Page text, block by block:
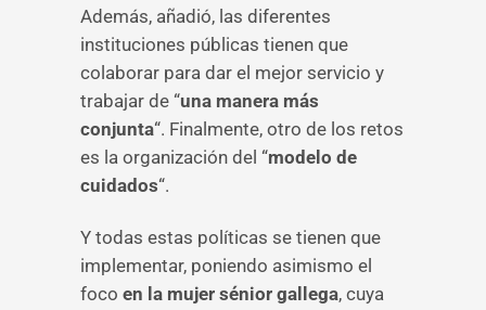
Además, añadió, las diferentes
instituciones públicas tienen que
colaborar para dar el mejor servicio y
trabajar de “una manera más
conjunta“. Finalmente, otro de los retos
es la organización del “modelo de
cuidados“.
Y todas estas políticas se tienen que
implementar, poniendo asimismo el
foco en la mujer sénior gallega, cuya